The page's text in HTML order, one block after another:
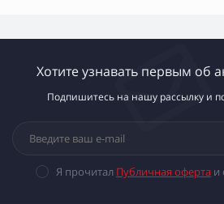
Хотите узнавать первым об
Подпишитесь на нашу рассылку и
Я прочитал Публичная оферта и